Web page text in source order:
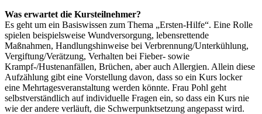
Was erwartet die Kursteilnehmer?
Es geht um ein Basiswissen zum Thema „Ersten-Hilfe“. Eine Rolle
spielen beispielsweise Wundversorgung, lebensrettende
Maßnahmen, Handlungshinweise bei Verbrennung/Unterkühlung,
Vergiftung/Verätzung, Verhalten bei Fieber- sowie
Krampf-/Hustenanfällen, Brüchen, aber auch Allergien. Allein diese
Aufzählung gibt eine Vorstellung davon, dass so ein Kurs locker
eine Mehrtagesveranstaltung werden könnte. Frau Pohl geht
selbstverständlich auf individuelle Fragen ein, so dass ein Kurs nie
wie der andere verläuft, die Schwerpunktsetzung angepasst wird.